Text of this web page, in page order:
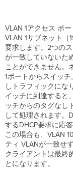
VLAN 1アクセス ポ
VLAN 1サブネット（
要求します。2つの
が一致していないた
ことができません。
1ポートからスイッ
しトラフィックにな
イッチに到達すると
ッチからのタグなし
して処理されます。
するDHCP要求に応
この場合も、VLAN
ティ VLANが一致せ
クライアントは最終
とになります。